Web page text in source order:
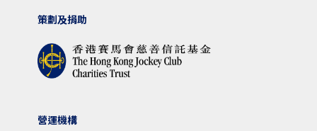
策劃及捐助
營運機構